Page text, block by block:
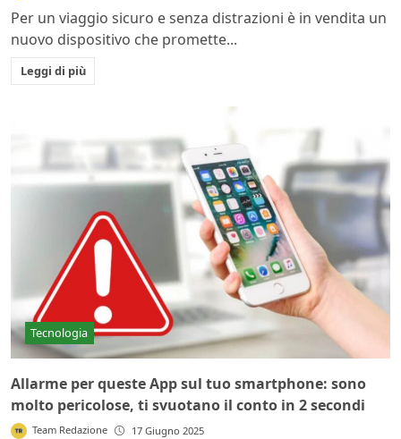
Per un viaggio sicuro e senza distrazioni è in vendita un
nuovo dispositivo che promette...
Leggi di più
Tecnologia
Allarme per queste App sul tuo smartphone: sono
molto pericolose, ti svuotano il conto in 2 secondi
Team Redazione 17 Giugno 2025